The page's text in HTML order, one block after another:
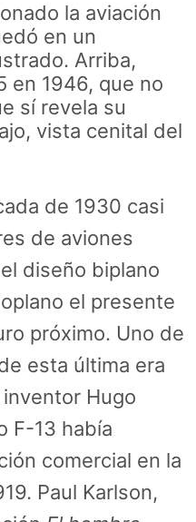
la aviación
en un
Arriba,
en 1946, que no
sí revela su
vista cenital del
de 1930 casi
de aviones
diseño biplano
el presente
próximo. Uno de
esta última era
Hugo
F-13 había
comercial en la
Paul Karlson,